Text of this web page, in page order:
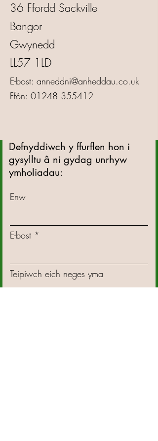
36 Ffordd Sackville
Bangor
Gwynedd
LL57 1LD
E-bost: anneddni@anheddau.co.uk
Ffôn: 01248 355412
Defnyddiwch y ffurflen hon i
gysylltu â ni gydag unrhyw
ymholiadau:
Enw
E-bost
Teipiwch eich neges yma